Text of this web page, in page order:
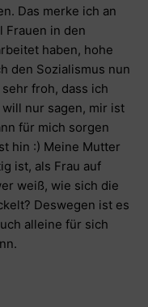
Das merke ich an
Frauen in den
haben, hohe
den Sozialismus nun
froh, dass ich
nur sagen, mir ist
für mich sorgen
hin :) Meine Mutter
ist, als Frau auf
weiß, wie sich die
Deswegen ist es
alleine für sich